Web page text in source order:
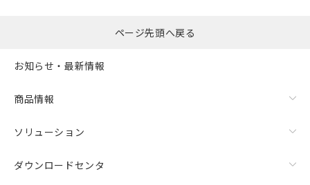
ページ先頭へ戻る
お知らせ・最新情報
商品情報
ソリューション
ダウンロードセンタ